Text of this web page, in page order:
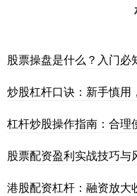
股票操盘是什么？入门
炒股杠杆口诀：新手慎用
杠杆炒股操作指南：合理
股票配资盈利实战技巧与
港股配资杠杆：融资放大